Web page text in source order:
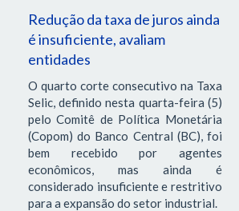
Redução da taxa de juros ainda
é insuficiente, avaliam
entidades
O quarto corte consecutivo na Taxa
Selic, definido nesta quarta-feira (5)
pelo Comitê de Política Monetária
(Copom) do Banco Central (BC), foi
bem recebido por agentes
econômicos, mas ainda é
considerado insuficiente e restritivo
para a expansão do setor industrial.